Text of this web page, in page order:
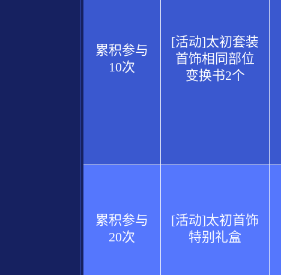
累积参与
10次
[活动]太初套装
首饰相同部位
变换书2个
累积参与
20次
[活动]太初首饰
特别礼盒